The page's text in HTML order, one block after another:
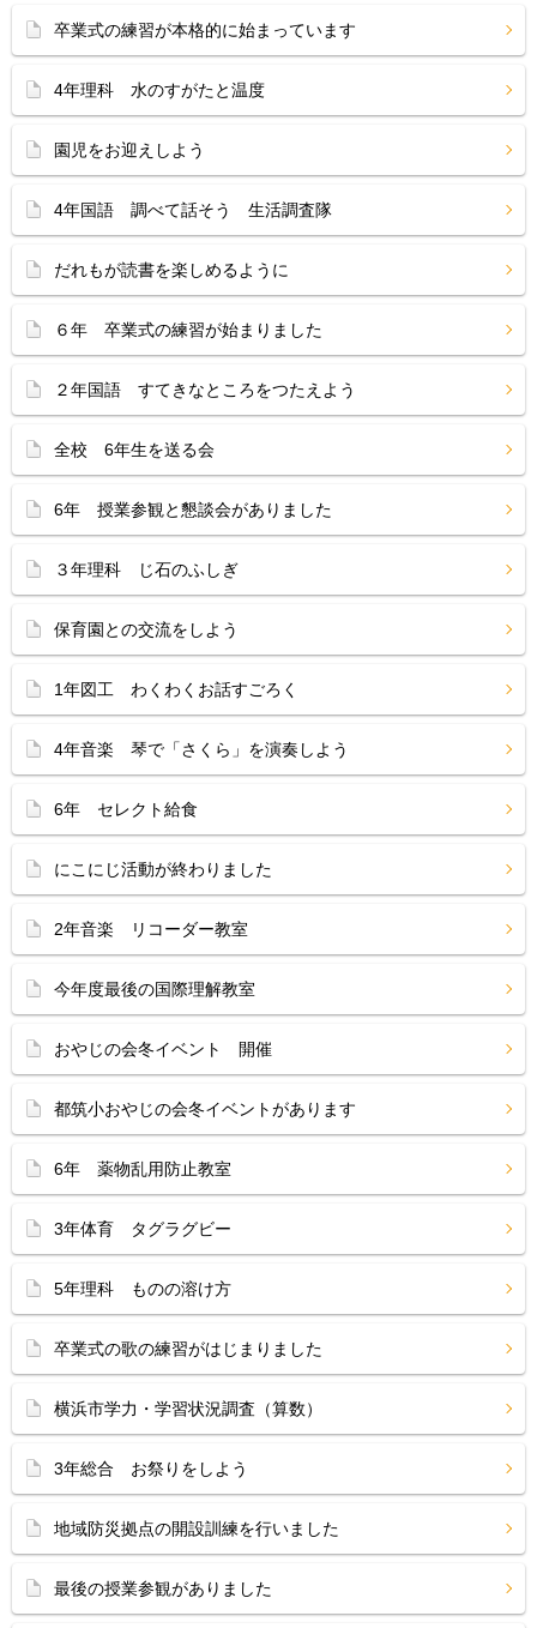
卒業式の練習が本格的に始まっています
4年理科 水のすがたと温度
園児をお迎えしよう
4年国語 調べて話そう 生活調査隊
だれもが読書を楽しめるように
６年 卒業式の練習が始まりました
２年国語 すてきなところをつたえよう
全校 6年生を送る会
6年 授業参観と懇談会がありました
３年理科 じ石のふしぎ
保育園との交流をしよう
1年図工 わくわくお話すごろく
4年音楽 琴で「さくら」を演奏しよう
6年 セレクト給食
にこにじ活動が終わりました
2年音楽 リコーダー教室
今年度最後の国際理解教室
おやじの会冬イベント 開催
都筑小おやじの会冬イベントがあります
6年 薬物乱用防止教室
3年体育 タグラグビー
5年理科 ものの溶け方
卒業式の歌の練習がはじまりました
横浜市学力・学習状況調査（算数）
3年総合 お祭りをしよう
地域防災拠点の開設訓練を行いました
最後の授業参観がありました